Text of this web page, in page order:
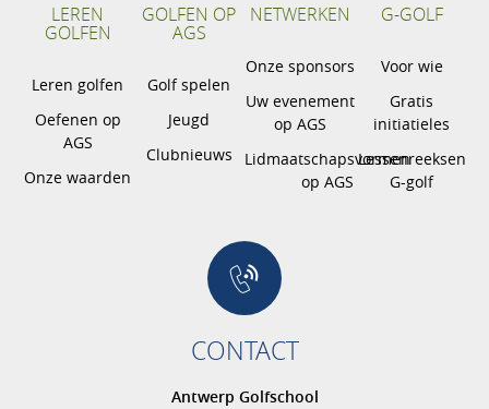
LEREN
GOLFEN
Leren golfen
Oefenen op
AGS
Onze waarden
GOLFEN OP
AGS
Golf spelen
Jeugd
Clubnieuws
NETWERKEN
Onze sponsors
Uw evenement
op AGS
Lidmaatschapsvormen
op AGS
G-GOLF
Voor wie
Gratis
initiatieles
Lessenreeksen
G-golf
CONTACT
Antwerp Golfschool